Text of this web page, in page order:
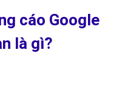
cáo Google
là gì?